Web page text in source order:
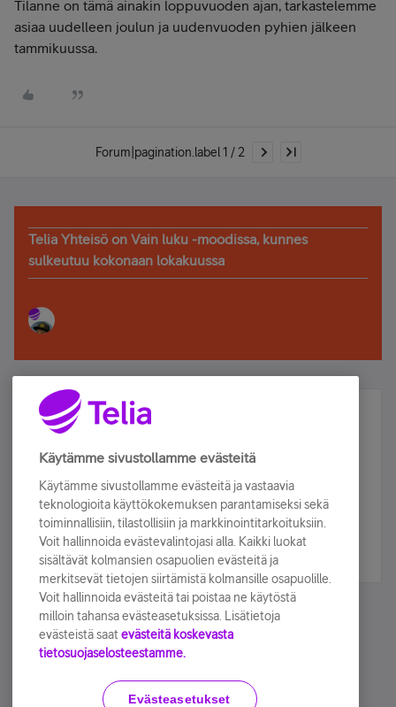
Tilanne on tämä ainakin loppuvuoden ajan, tarkastelemme
asiaa uudelleen joulun ja uudenvuoden pyhien jälkeen
tammikuussa.
Forum|pagination.label 1 / 2
Telia Yhteisö on Vain luku -moodissa, kunnes
sulkeutuu kokonaan lokakuussa
Älä jää paitsi – osallistu ja voita!
Tilaa Telian uutiskirje ja olet mukana arvonnassa.
sähköpostiisi.
Tilaa nyt
Käyttöehdot Accessibility statement
Käytämme sivustollamme evästeitä
Käytämme sivustollamme evästeitä ja vastaavia
teknologioita käyttökokemuksen parantamiseksi sekä
toiminnallisiin, tilastollisiin ja markkinointitarkoituksiin.
Voit hallinnoida evästevalintojasi alla. Kaikki luokat
sisältävät kolmansien osapuolien evästeitä ja
merkitsevät tietojen siirtämistä kolmansille osapuolille.
Voit hallinnoida evästeitä tai poistaa ne käytöstä
milloin tahansa evästeasetuksissa. Lisätietoja
evästeistä saat evästeitä koskevasta
tietosuojaselosteestamme.
Evästeasetukset